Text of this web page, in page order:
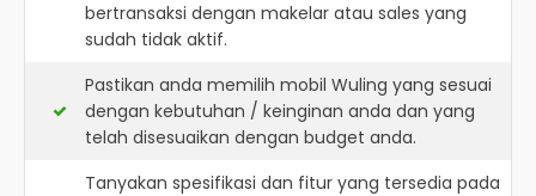
bertransaksi dengan makelar atau sales yang
sudah tidak aktif.
Pastikan anda memilih mobil Wuling yang sesuai
dengan kebutuhan / keinginan anda dan yang
telah disesuaikan dengan budget anda.
Tanyakan spesifikasi dan fitur yang tersedia pada